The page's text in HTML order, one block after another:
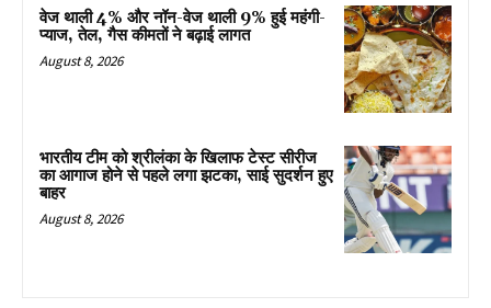
वेज थाली 4% और नॉन-वेज थाली 9% हुई महंगी-
प्याज, तेल, गैस कीमतों ने बढ़ाई लागत
August 8, 2026
भारतीय टीम को श्रीलंका के खिलाफ टेस्ट सीरीज
का आगाज होने से पहले लगा झटका, साई सुदर्शन हुए
बाहर
August 8, 2026